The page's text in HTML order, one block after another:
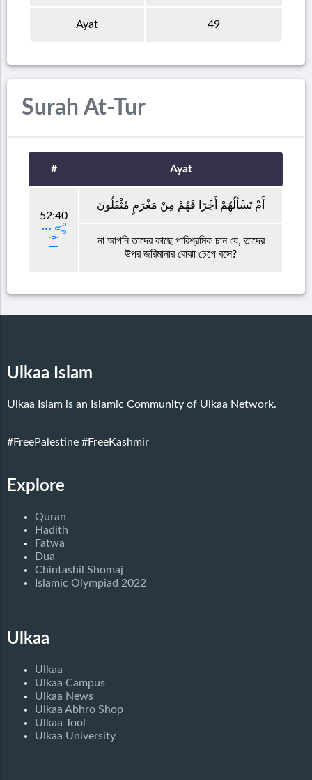
Ayat 49
Surah At-Tur
# Ayat
52:40
أَمْ تَسْأَلُهُمْ أَجْرًا فَهُمْ مِنْ مَغْرَمٍ مُثْقَلُونَ
না আপনি তাদের কাছে পারিশ্রমিক চান যে, তাদের
উপর জরিমানার বোঝা চেপে বসে?
Ulkaa Islam
Ulkaa Islam is an Islamic Community of Ulkaa Network.
#FreePalestine #FreeKashmir
Explore
Quran
Hadith
Fatwa
Dua
Chintashil Shomaj
Islamic Olympiad 2022
Ulkaa
Ulkaa
Ulkaa Campus
Ulkaa News
Ulkaa Abhro Shop
Ulkaa Tool
Ulkaa University